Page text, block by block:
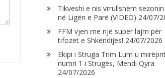
Tikveshi e nis vrrullshëm
në Ligën e Parë (VIDEO) 24/07/
FFM vjen me një super lajm për
tifozët e Shkëndijës! 24/07/2026
Ekipi i Struga Trim Lum u
numri 1 i Strugës, Mendi Qyra
24/07/2026